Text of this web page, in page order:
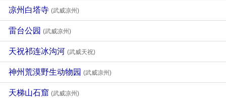
凉州白塔寺 (武威凉州)
雷台公园 (武威凉州)
天祝祁连冰沟河 (武威天祝)
神州荒漠野生动物园 (武威凉州)
天梯山石窟 (武威凉州)